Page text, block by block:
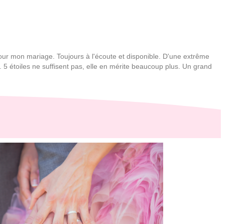
mon mariage. Toujours à l'écoute et disponible. D'une extrême
étoiles ne suffisent pas, elle en mérite beaucoup plus. Un grand